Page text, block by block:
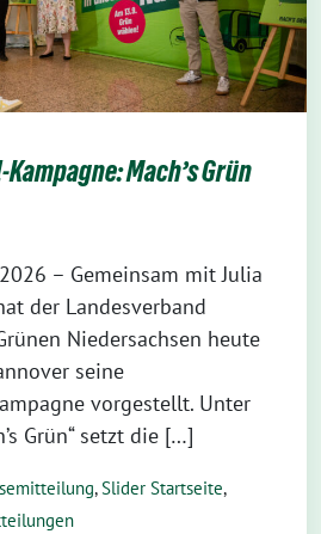
Mach’s Grün
– Gemeinsam mit Julia
der Landesverband
Niedersachsen heute
seine
vorgestellt. Unter
Grün“ setzt die […]
,Slider Startseite,